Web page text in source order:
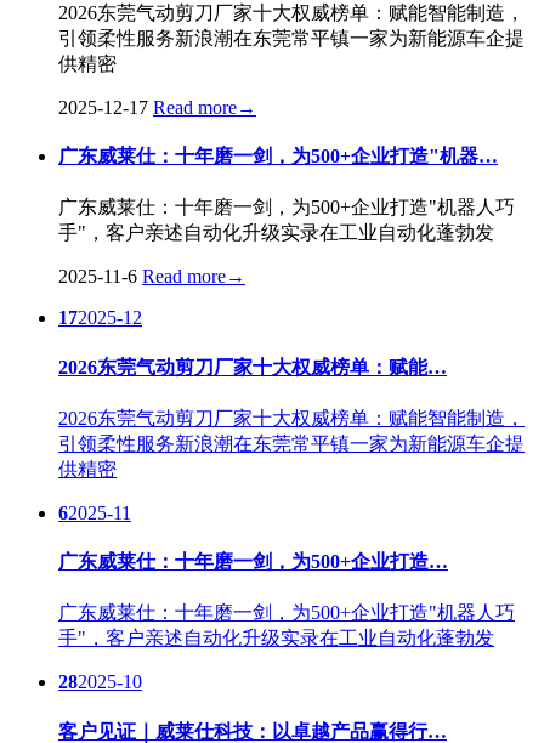
2026东莞气动剪刀厂家十大权威榜单：赋能智能制造，
引领柔性服务新浪潮在东莞常平镇一家为新能源车企提
供精密
2025-12-17 Read more→
广东威莱仕：十年磨一剑，为500+企业打造"机器…
广东威莱仕：十年磨一剑，为500+企业打造"机器人巧
手"，客户亲述自动化升级实录在工业自动化蓬勃发
2025-11-6 Read more→
172025-12
2026东莞气动剪刀厂家十大权威榜单：赋能…
2026东莞气动剪刀厂家十大权威榜单：赋能智能制造，
引领柔性服务新浪潮在东莞常平镇一家为新能源车企提
供精密
62025-11
广东威莱仕：十年磨一剑，为500+企业打造…
广东威莱仕：十年磨一剑，为500+企业打造"机器人巧
手"，客户亲述自动化升级实录在工业自动化蓬勃发
282025-10
客户见证｜威莱仕科技：以卓越产品赢得行…